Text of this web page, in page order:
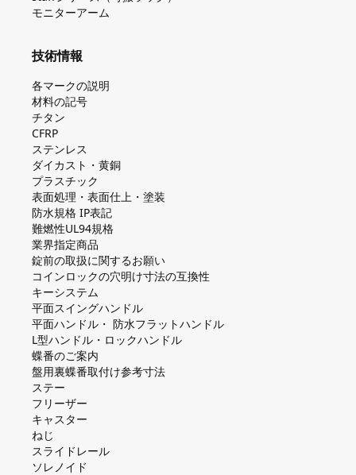
モニターアーム
技術情報
各マークの説明
材料の記号
チタン
CFRP
ステンレス
ダイカスト・⻩銅
プラスチック
表面処理・表面仕上・塗装
防⽔規格 IP表記
難燃性UL94規格
業界指定商品
錠前の取扱に関するお願い
コインロックの⽳明け⼨法の互換性
キーシステム
平⾯スイングハンドル
平⾯ハンドル・ 防⽔フラットハンドル
L型ハンドル・ロックハンドル
蝶番のご案内
盤⽤裏蝶番取付け参考⼨法
ステー
フリーザー
キャスター
ねじ
スライドレール
ソレノイド